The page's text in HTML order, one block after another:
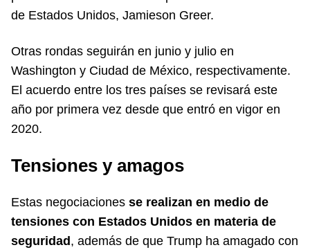
de Estados Unidos, Jamieson Greer.
Otras rondas seguirán en junio y julio en
Washington y Ciudad de México, respectivamente.
El acuerdo entre los tres países se revisará este
año por primera vez desde que entró en vigor en
2020.
Tensiones y amagos
Estas negociaciones se realizan en medio de
tensiones con Estados Unidos en materia de
seguridad , además de que Trump ha amagado con